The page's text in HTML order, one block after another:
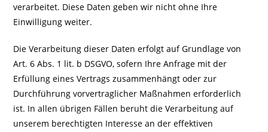
verarbeitet. Diese Daten geben wir nicht ohne Ihre
Einwilligung weiter.
Die Verarbeitung dieser Daten erfolgt auf Grundlage von
Art. 6 Abs. 1 lit. b DSGVO, sofern Ihre Anfrage mit der
Erfüllung eines Vertrags zusammenhängt oder zur
Durchführung vorvertraglicher Maßnahmen erforderlich
ist. In allen übrigen Fällen beruht die Verarbeitung auf
unserem berechtigten Interesse an der effektiven